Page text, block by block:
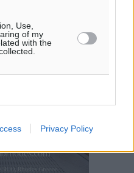
Use,
of my
with the
Privacy Policy